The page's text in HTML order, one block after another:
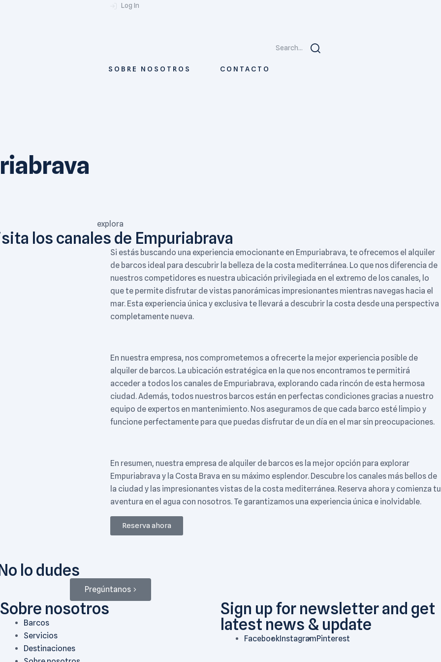
Log In
SOBRE NOSOTROS CONTACTO
Search...
explora
los canales de Empuriabrava
Si estás buscando una experiencia emocionante en Empuriabrava, te ofrecemos el alquiler
de barcos ideal para descubrir la belleza de la costa mediterránea. Lo que nos diferencia de
nuestros competidores es nuestra ubicación privilegiada en el extremo de los canales, lo
que te permite disfrutar de vistas panorámicas impresionantes mientras navegas hacia el
mar. Esta experiencia única y exclusiva te llevará a descubrir la costa desde una perspectiva
completamente nueva.
En nuestra empresa, nos comprometemos a ofrecerte la mejor experiencia posible de
alquiler de barcos. La ubicación estratégica en la que nos encontramos te permitirá
acceder a todos los canales de Empuriabrava, explorando cada rincón de esta hermosa
ciudad. Además, todos nuestros barcos están en perfectas condiciones gracias a nuestro
equipo de expertos en mantenimiento. Nos aseguramos de que cada barco esté limpio y
funcione perfectamente para que puedas disfrutar de un día en el mar sin preocupaciones.
En resumen, nuestra empresa de alquiler de barcos es la mejor opción para explorar
Empuriabrava y la Costa Brava en su máximo esplendor. Descubre los canales más bellos de
la ciudad y las impresionantes vistas de la costa mediterránea. Reserva ahora y comienza tu
aventura en el agua con nosotros. Te garantizamos una experiencia única e inolvidable.
Reserva ahora
lo dudes
Pregúntanos
Sobre nosotros
Barcos
Servicios
Destinaciones
Sign up for newsletter and get
latest news & update
FacebookInstagramPinterest